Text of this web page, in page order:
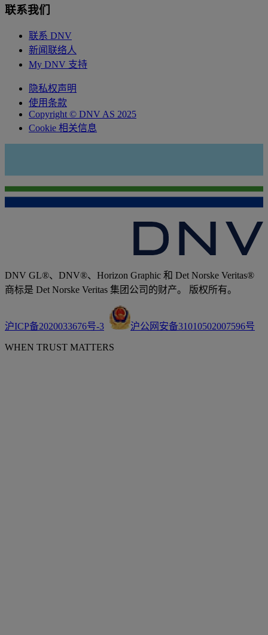
联系我们
联系 DNV
新闻联络人
My DNV 支持
隐私权声明
使用条款
Copyright © DNV AS 2025
Cookie 相关信息
DNV GL®、DNV®、Horizon Graphic 和 Det Norske Veritas®
商标是 Det Norske Veritas 集团公司的财产。 版权所有。
沪ICP备2020033676号-3 沪公网安备31010502007596号
WHEN TRUST MATTERS